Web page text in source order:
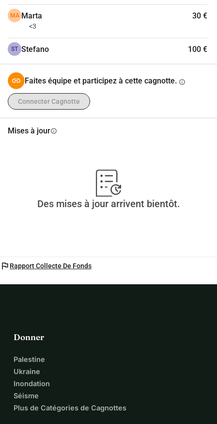
votre aide, nous sommes déterminés à en faire une réalité
<3MA Marta 30 €
<3
ST Stefano 100 €
Faites équipe et participez à cette cagnotte. info
Connecter Cagnotte
Mises à jourinfo
Des mises à jour arrivent bientôt.
flag Rapport Collecte De Fonds
Donner
Palestine
Ukraine
Inondation
Séisme
Plus de Catégories de Cagnottes